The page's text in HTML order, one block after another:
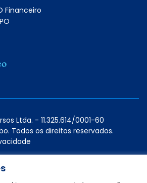
Financeiro
Todos os direitos reservados.
Ltda. - 11.325.614/0001-60
as soluções do Nibo